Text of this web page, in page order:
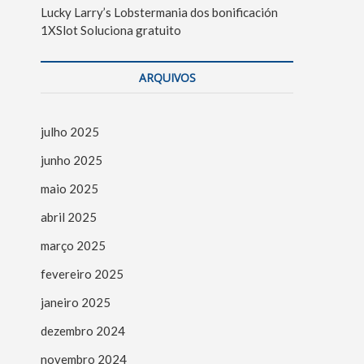
Lucky Larry’s Lobstermania dos bonificación
1XSlot Soluciona gratuito
ARQUIVOS
julho 2025
junho 2025
maio 2025
abril 2025
março 2025
fevereiro 2025
janeiro 2025
dezembro 2024
novembro 2024